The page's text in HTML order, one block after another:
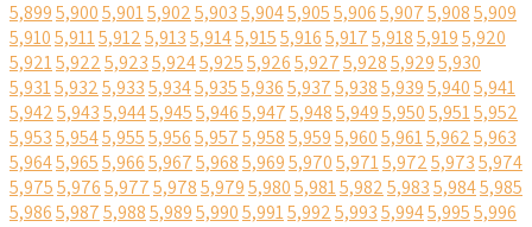
5,8995,9005,9015,9025,9035,9045,9055,9065,9075,9085,909
5,9105,9115,9125,9135,9145,9155,9165,9175,9185,9195,920
5,9215,9225,9235,9245,9255,9265,9275,9285,9295,930
5,9315,9325,9335,9345,9355,9365,9375,9385,9395,9405,941
5,9425,9435,9445,9455,9465,9475,9485,9495,9505,9515,952
5,9535,9545,9555,9565,9575,9585,9595,9605,9615,9625,963
5,9645,9655,9665,9675,9685,9695,9705,9715,9725,9735,974
5,9755,9765,9775,9785,9795,9805,9815,9825,9835,9845,985
5,9865,9875,9885,9895,9905,9915,9925,9935,9945,9955,996